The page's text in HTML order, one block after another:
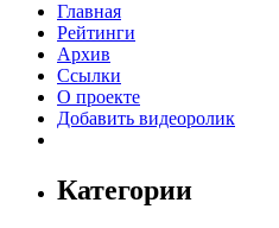
Главная
Рейтинги
Архив
Ссылки
О проекте
Добавить видеоролик
Категории